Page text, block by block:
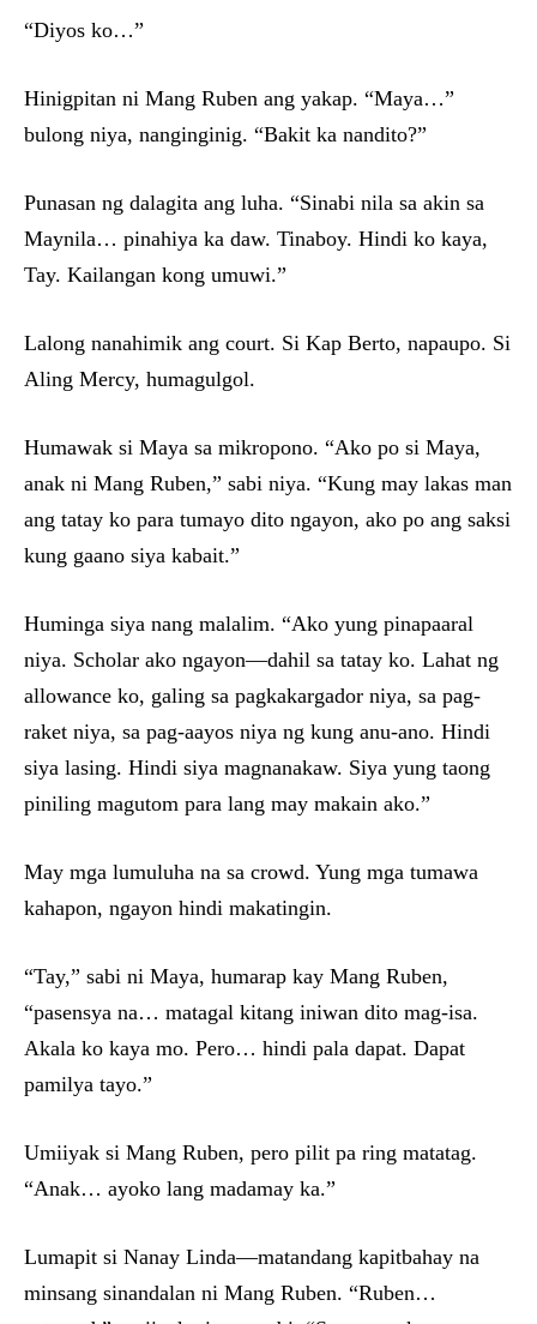
“Diyos ko…”
Hinigpitan ni Mang Ruben ang yakap. “Maya…”
bulong niya, nanginginig. “Bakit ka nandito?”
Punasan ng dalagita ang luha. “Sinabi nila sa akin sa
Maynila… pinahiya ka daw. Tinaboy. Hindi ko kaya,
Tay. Kailangan kong umuwi.”
Lalong nanahimik ang court. Si Kap Berto, napaupo. Si
Aling Mercy, humagulgol.
Humawak si Maya sa mikropono. “Ako po si Maya,
anak ni Mang Ruben,” sabi niya. “Kung may lakas man
ang tatay ko para tumayo dito ngayon, ako po ang saksi
kung gaano siya kabait.”
Huminga siya nang malalim. “Ako yung pinapaaral
niya. Scholar ako ngayon—dahil sa tatay ko. Lahat ng
allowance ko, galing sa pagkakargador niya, sa pag-
raket niya, sa pag-aayos niya ng kung anu-ano. Hindi
siya lasing. Hindi siya magnanakaw. Siya yung taong
piniling magutom para lang may makain ako.”
May mga lumuluha na sa crowd. Yung mga tumawa
kahapon, ngayon hindi makatingin.
“Tay,” sabi ni Maya, humarap kay Mang Ruben,
“pasensya na… matagal kitang iniwan dito mag-isa.
Akala ko kaya mo. Pero… hindi pala dapat. Dapat
pamilya tayo.”
Umiiyak si Mang Ruben, pero pilit pa ring matatag.
“Anak… ayoko lang madamay ka.”
Lumapit si Nanay Linda—matandang kapitbahay na
minsang sinandalan ni Mang Ruben. “Ruben…